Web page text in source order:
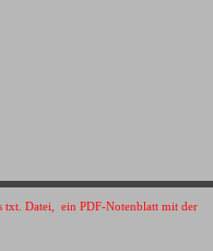
txt. Datei, ein PDF-Notenblatt mit der